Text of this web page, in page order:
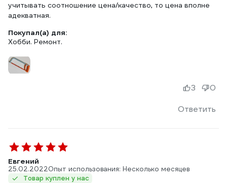
учитывать соотношение цена/качество, то цена вполне
адекватная.
Покупал(а) для:
Хобби. Ремонт.
Ответить
3 0
Евгений
25.02.2022Опыт использования: Несколько месяцев
Товар куплен у нас